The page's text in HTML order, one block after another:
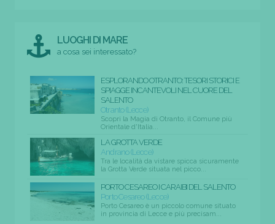
LUOGHI DI MARE
a cosa sei interessato?
ESPLORANDO OTRANTO: TESORI STORICI E
SPIAGGE INCANTEVOLI NEL CUORE DEL
SALENTO
Otranto (Lecce)
Scopri la Magia di Otranto, il Comune più
Orientale d'Italia...
LA GROTTA VERDE
Andrano (Lecce)
Tra le località da vistare spicca sicuramente
la Grotta Verde situata nel picco...
PORTO CESAREO I CARAIBI DEL SALENTO
Porto Cesareo (Lecce)
Porto Cesareo è un piccolo comune situato
in provincia di Lecce e più precisam...